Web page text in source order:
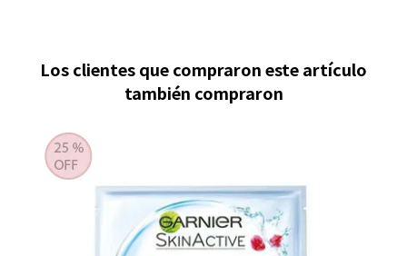
Los clientes que compraron este artículo
también compraron